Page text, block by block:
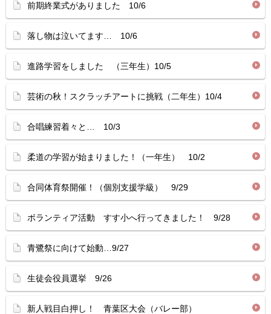
前期終業式がありました 10/6
落し物は泣いてます… 10/6
進路学習をしました （三年生）10/5
芸術の秋！スクラッチアートに挑戦（二年生）10/4
合唱練習着々と… 10/3
柔道の学習が始まりました！（一年生） 10/2
合同体育祭開催！（個別支援学級） 9/29
ボランティア活動 すす小へ行ってきました！ 9/28
青鷺祭に向けて始動…9/27
生徒会役員選挙 9/26
新人戦目白押し！ 青葉区大会（バレー部）